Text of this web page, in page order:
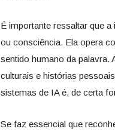
É importante ressaltar que
ou consciência. Ela opera
sentido humano da palavra.
culturais e histórias
sistemas de IA é, de certa
Se faz essencial que